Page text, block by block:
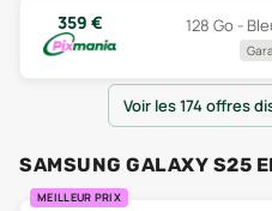
359 € 128 Go -
Voir les 174 offres
SAMSUNG GALAXY S25
MEILLEUR PRIX